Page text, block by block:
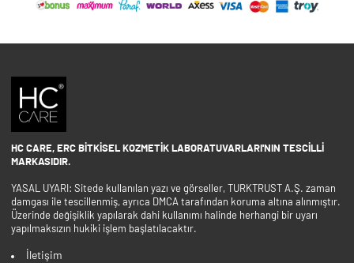
HC CARE, ERC BITKISEL KOZMETIK LABORATUVARLARI'NIN TESCILLI
MARKASIDIR.
YASAL UYARI: Sitede kullanılan yazı ve görseller, TURKTRUST A.Ş. zaman
damgası ile tescillenmiş, ayrıca DMCA tarafından koruma altına alınmıştır.
Üzerinde değişiklik yapılarak dahi kullanımı halinde herhangi bir uyarı
yapılmaksızın hukiki işlem başlatılacaktır.
İletişim